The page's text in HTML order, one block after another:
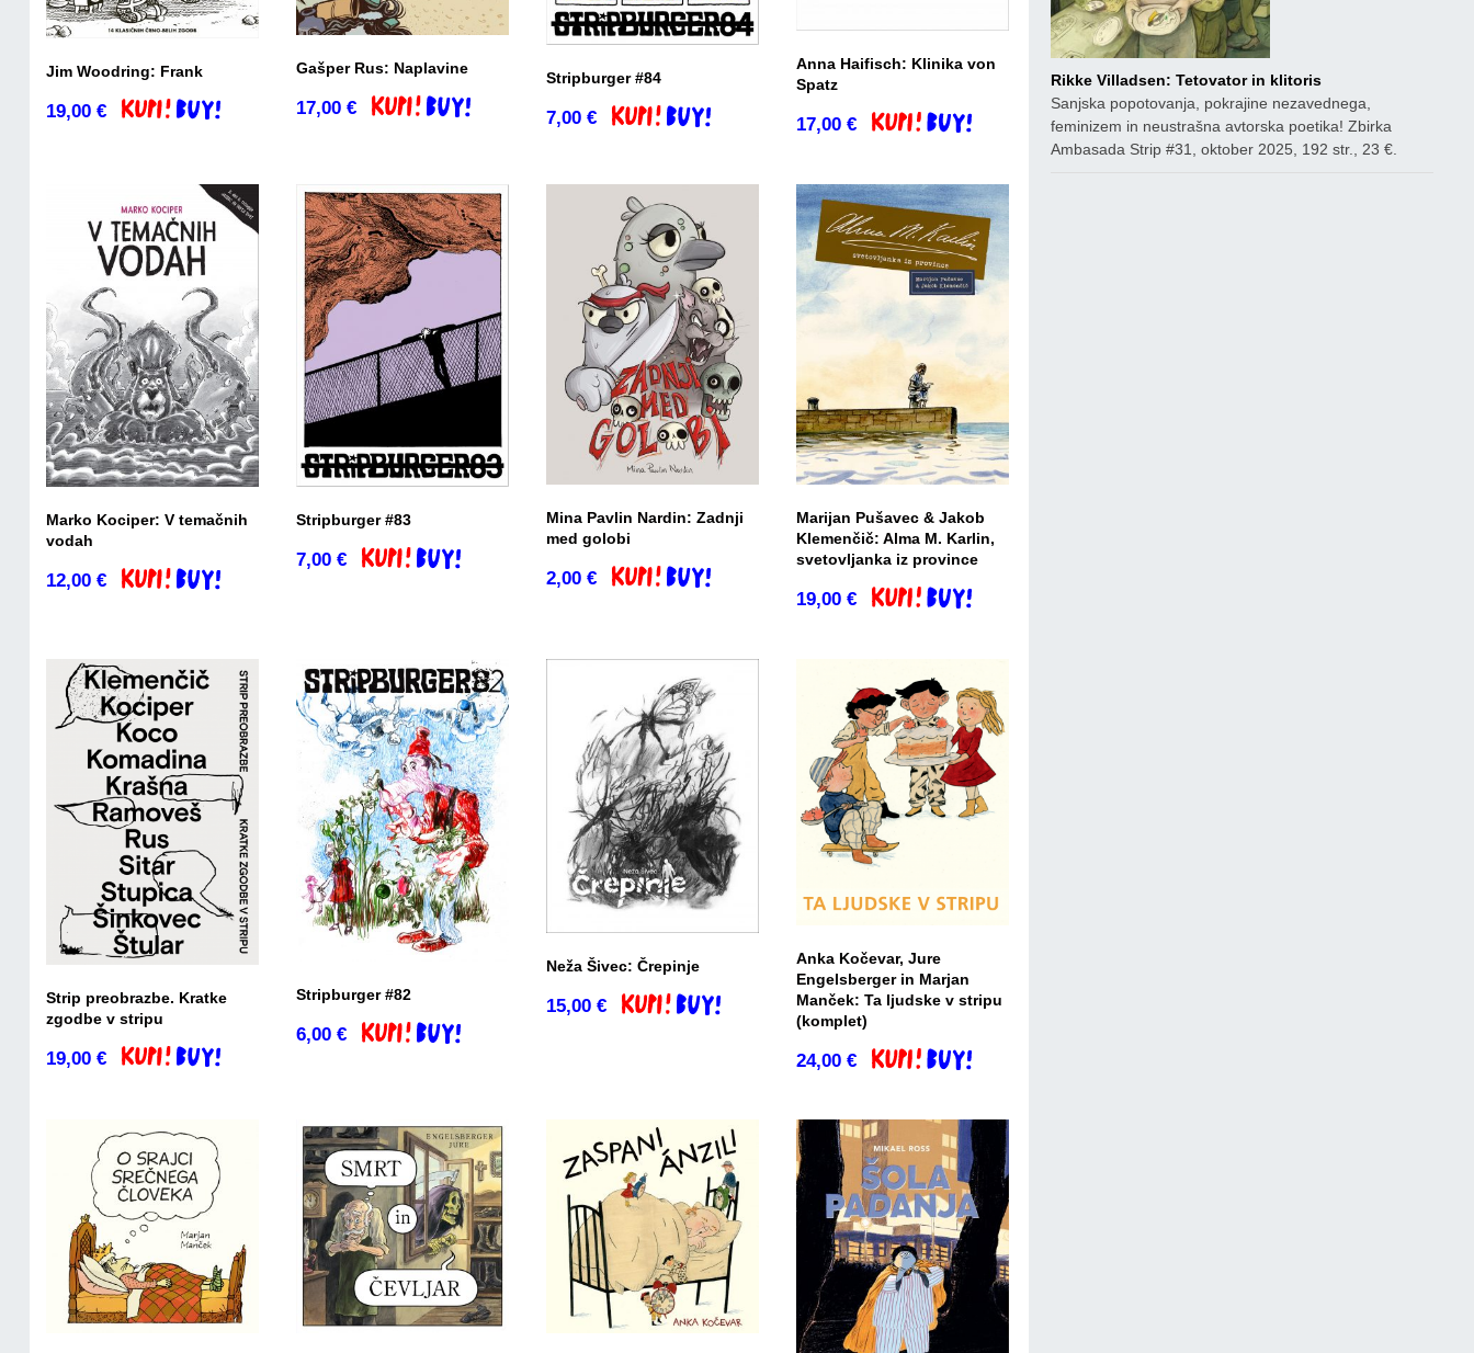
Jim Woodring: Frank
19,00 € Dodaj v košarico
Gašper Rus: Naplavine
17,00 € Dodaj v košarico
Stripburger #84
7,00 € Dodaj v košarico
Anna Haifisch: Klinika von
Spatz
17,00 € Dodaj v košarico
Marko Kociper: V temačnih
vodah
12,00 € Dodaj v košarico
Stripburger #83
7,00 € Dodaj v košarico
Mina Pavlin Nardin: Zadnji
med golobi
2,00 € Dodaj v košarico
Marijan Pušavec & Jakob
Klemenčič: Alma M. Karlin,
svetovljanka iz province
19,00 € Dodaj v košarico
Strip preobrazbe. Kratke
zgodbe v stripu
19,00 € Dodaj v košarico
Stripburger #82
6,00 € Dodaj v košarico
Neža Šivec: Črepinje
15,00 € Dodaj v košarico
Anka Kočevar, Jure
Engelsberger in Marjan
Manček: Ta ljudske v stripu
(komplet)
24,00 € Dodaj v košarico
Rikke Villadsen: Tetovator in klitoris
Sanjska popotovanja, pokrajine nezavednega,
feminizem in neustrašna avtorska poetika! Zbirka
Ambasada Strip #31, oktober 2025, 192 str., 23 €.